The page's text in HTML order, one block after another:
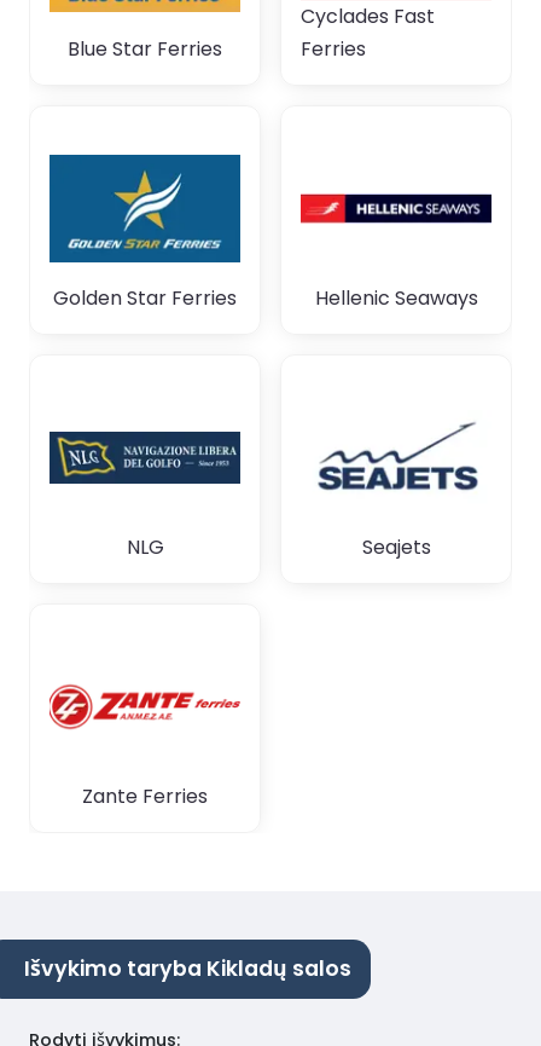
Blue Star Ferries
Cyclades Fast
Ferries
Golden Star Ferries Hellenic Seaways
NLG Seajets
Zante Ferries
Išvykimo taryba Kikladų salos
Rodyti išvykimus: